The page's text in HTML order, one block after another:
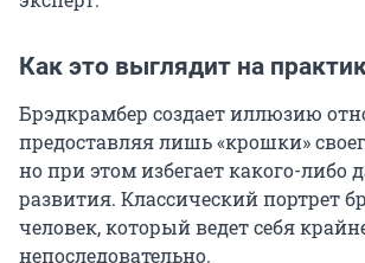
Как это выглядит на
Брэдкрамбер создает иллюзию
предоставляя лишь «крошки»
но при этом избегает какого-либо
развития. Классический портрет
человек, который ведет себя
непоследовательно.